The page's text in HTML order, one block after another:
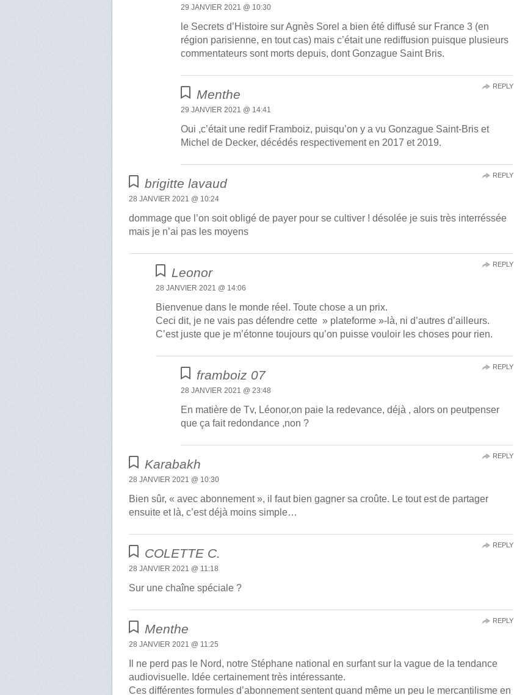
29 JANVIER 2021 @ 10:30
le Secrets d’Histoire sur Agnès Sorel a bien été diffusé sur France 3 (en
région parisienne, en tout cas) mais c’était une rediffusion puisque plusieurs
commentateurs sont morts depuis, dont Gonzague Saint Bris.
Menthe
29 JANVIER 2021 @ 14:41
Oui ,c’était une redif Framboiz, puisqu’on y a vu Gonzague Saint-Bris et
Michel de Decker, décédés respectivement en 2017 et 2019.
REPLY
brigitte lavaud
28 JANVIER 2021 @ 10:24
dommage que l’on soit obligé de payer pour se cultiver ! désolée je suis très interréssée
mais je n’ai pas les moyens
REPLY
Leonor
28 JANVIER 2021 @ 14:06
Bienvenue dans le monde réel. Toute chose a un prix.
Ceci dit, je ne vais pas défendre cette » plateforme »-là, ni d’autres d’ailleurs.
C’est juste que je m’étonne toujours qu’on puisse vouloir les choses pour rien.
REPLY
framboiz 07
28 JANVIER 2021 @ 23:48
En matière de Tv, Léonor,on paie la redevance, déjà , alors on peutpenser
que ça fait redondance ,non ?
REPLY
Karabakh
28 JANVIER 2021 @ 10:30
Bien sûr, « avec abonnement », il faut bien gagner sa croûte. Le tout est de partager
ensuite et là, c’est déjà moins simple…
REPLY
COLETTE C.
28 JANVIER 2021 @ 11:18
Sur une chaîne spéciale ?
REPLY
Menthe
28 JANVIER 2021 @ 11:25
Il ne perd pas le Nord, notre Stéphane national en surfant sur la vague de la tendance
audiovisuelle. Idée certainement très intéressante.
Ces différentes formules d’abonnement sentent quand même un peu le mercantilisme en
REPLY